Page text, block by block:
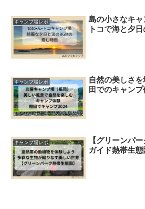
キャンプ場レポ
島の小さなキャ
トコで海と夕
キャンプ場レポ
自然の美しさ
田でのキャン
キャンプ場レポ
【グリーンパ
ガイド熱帯生